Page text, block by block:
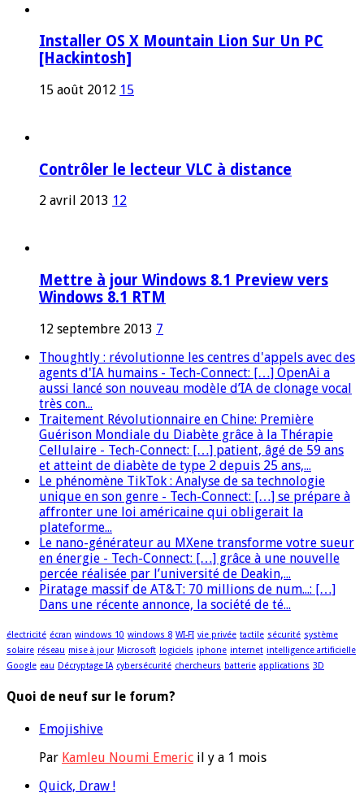
Installer OS X Mountain Lion Sur Un PC
[Hackintosh]
15 août 2012 15
Contrôler le lecteur VLC à distance
2 avril 2013 12
Mettre à jour Windows 8.1 Preview vers
Windows 8.1 RTM
12 septembre 2013 7
Thoughtly : révolutionne les centres d'appels avec des
agents d'IA humains - Tech-Connect: […] OpenAi a
aussi lancé son nouveau modèle d’IA de clonage vocal
très con...
Traitement Révolutionnaire en Chine: Première
Guérison Mondiale du Diabète grâce à la Thérapie
Cellulaire - Tech-Connect: […] patient, âgé de 59 ans
et atteint de diabète de type 2 depuis 25 ans,...
Le phénomène TikTok : Analyse de sa technologie
unique en son genre - Tech-Connect: […] se prépare à
affronter une loi américaine qui obligerait la
plateforme...
Le nano-générateur au MXene transforme votre sueur
en énergie - Tech-Connect: […] grâce à une nouvelle
percée réalisée par l’université de Deakin,...
Piratage massif de AT&T: 70 millions de num...: […]
Dans une récente annonce, la société de té...
électricité écran windows 10 windows 8 WI-FI vie privée tactile sécurité système
solaire réseau mise à jour Microsoft logiciels iphone internet intelligence artificielle
Google eau Décryptage IA cybersécurité chercheurs batterie applications 3D
Quoi de neuf sur le forum?
Emojishive
Par Kamleu Noumi Emeric il y a 1 mois
Quick, Draw !